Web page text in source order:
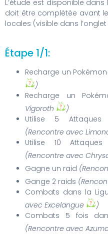
L’étude est disponible
doit être complétée avant le
locales (visible dans l’onglet
Étape 1/1:
Recharge un
)
Recharge un
Vigoroth
)
Utilise 5 Attaques
(Rencontre avec
Utilise 10
(Rencontre avec
Gagne un raid
Gange 2 raids
Combats dans la
avec Excelangue
)
Combats 5 fois
(Rencontre avec